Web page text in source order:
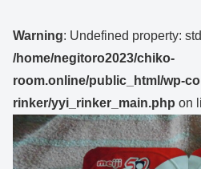
Warning: Undefined property:
/home/negitoro2023/chiko-
room.online/public_html/wp-
rinker/yyi_rinker_main.php on